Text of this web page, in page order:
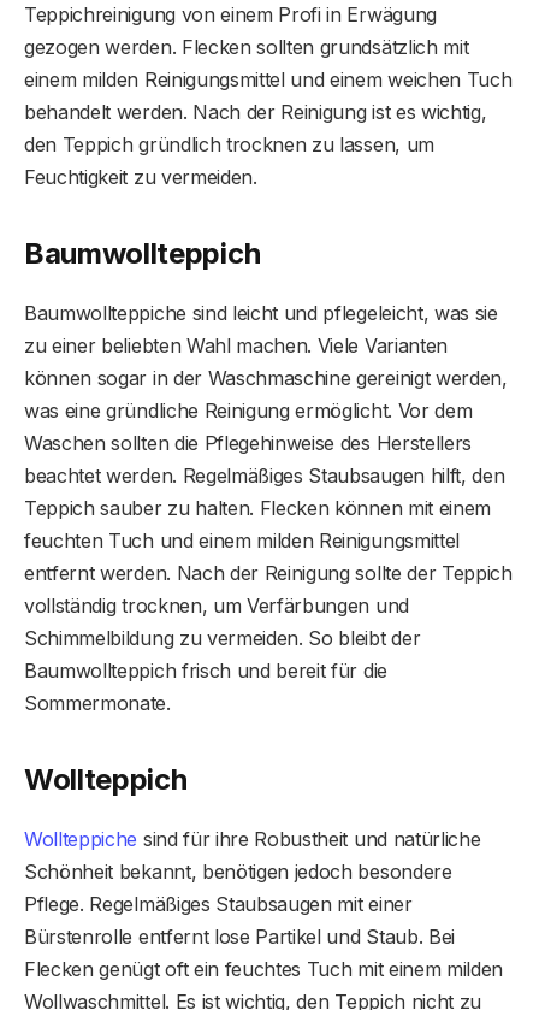
Teppichreinigung von einem Profi in Erwägung
gezogen werden. Flecken sollten grundsätzlich mit
einem milden Reinigungsmittel und einem weichen Tuch
behandelt werden. Nach der Reinigung ist es wichtig,
den Teppich gründlich trocknen zu lassen, um
Feuchtigkeit zu vermeiden.
Baumwollteppich
Baumwollteppiche sind leicht und pflegeleicht, was sie
zu einer beliebten Wahl machen. Viele Varianten
können sogar in der Waschmaschine gereinigt werden,
was eine gründliche Reinigung ermöglicht. Vor dem
Waschen sollten die Pflegehinweise des Herstellers
beachtet werden. Regelmäßiges Staubsaugen hilft, den
Teppich sauber zu halten. Flecken können mit einem
feuchten Tuch und einem milden Reinigungsmittel
entfernt werden. Nach der Reinigung sollte der Teppich
vollständig trocknen, um Verfärbungen und
Schimmelbildung zu vermeiden. So bleibt der
Baumwollteppich frisch und bereit für die
Sommermonate.
Wollteppich
Wollteppiche sind für ihre Robustheit und natürliche
Schönheit bekannt, benötigen jedoch besondere
Pflege. Regelmäßiges Staubsaugen mit einer
Bürstenrolle entfernt lose Partikel und Staub. Bei
Flecken genügt oft ein feuchtes Tuch mit einem milden
Wollwaschmittel. Es ist wichtig, den Teppich nicht zu